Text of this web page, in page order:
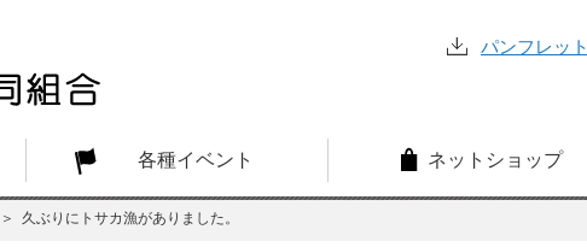
パンフレット
各種イベント ネットショップ
＞ 久ぶりにトサカ漁がありました。